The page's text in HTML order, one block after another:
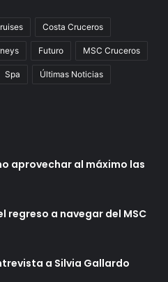
Costa Cruceros
Futuro MSC Cruceros
Spa Últimas Noticias
aprovechar al máximo las
regreso a navegar del MSC
a Silvia Gallardo